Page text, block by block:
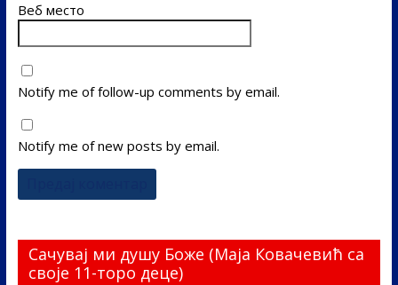
Веб место
Notify me of follow-up comments by email.
Notify me of new posts by email.
Сачувај ми душу Боже (Маја Ковачевић са
своје 11-торо деце)